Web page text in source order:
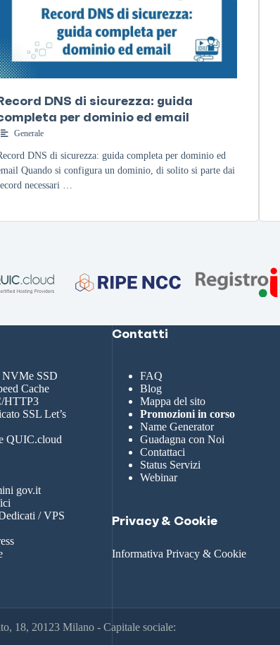
DNS di sicurezza: guida
per dominio ed email
Generale
DNS di sicurezza: guida completa per dominio ed
Quando si configura un dominio, di solito si parte dai
necessari …
NVMe SSD
Cache
HTTP3
SSL Let’s
QUIC.cloud
gov.it
/ VPS
Contatti
FAQ
Blog
Mappa del sito
Promozioni in corso
Name Generator
Guadagna con Noi
Contattaci
Status Servizi
Webinar
Privacy & Cookie
Informativa Privacy & Cookie
18, 20123 Milano - Capitale sociale: